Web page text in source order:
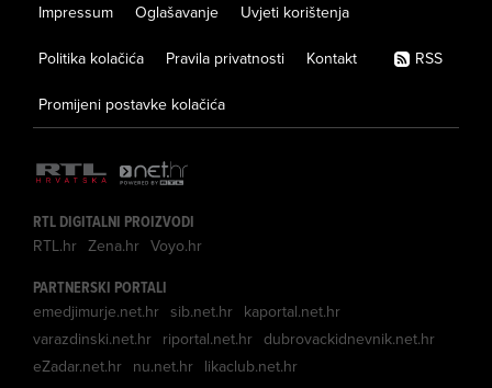
Impressum Oglašavanje Uvjeti korištenja
Politika kolačića Pravila privatnosti Kontakt
Promijeni postavke kolačića
RSS
RTL DIGITALNI PROIZVODI
RTL.hr Zena.hr Voyo.hr
PARTNERSKI PORTALI
emedjimurje.net.hr sib.net.hr kaportal.net.hr
varazdinski.net.hr riportal.net.hr dubrovackidnevnik.net.hr
eZadar.net.hr nu.net.hr likaclub.net.hr